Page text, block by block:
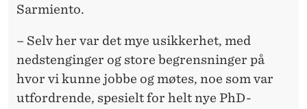
Sarmiento.
– Selv her var det mye usikkerhet, med
nedstenginger og store begrensninger på
hvor vi kunne jobbe og møtes, noe som var
utfordrende, spesielt for helt nye PhD-